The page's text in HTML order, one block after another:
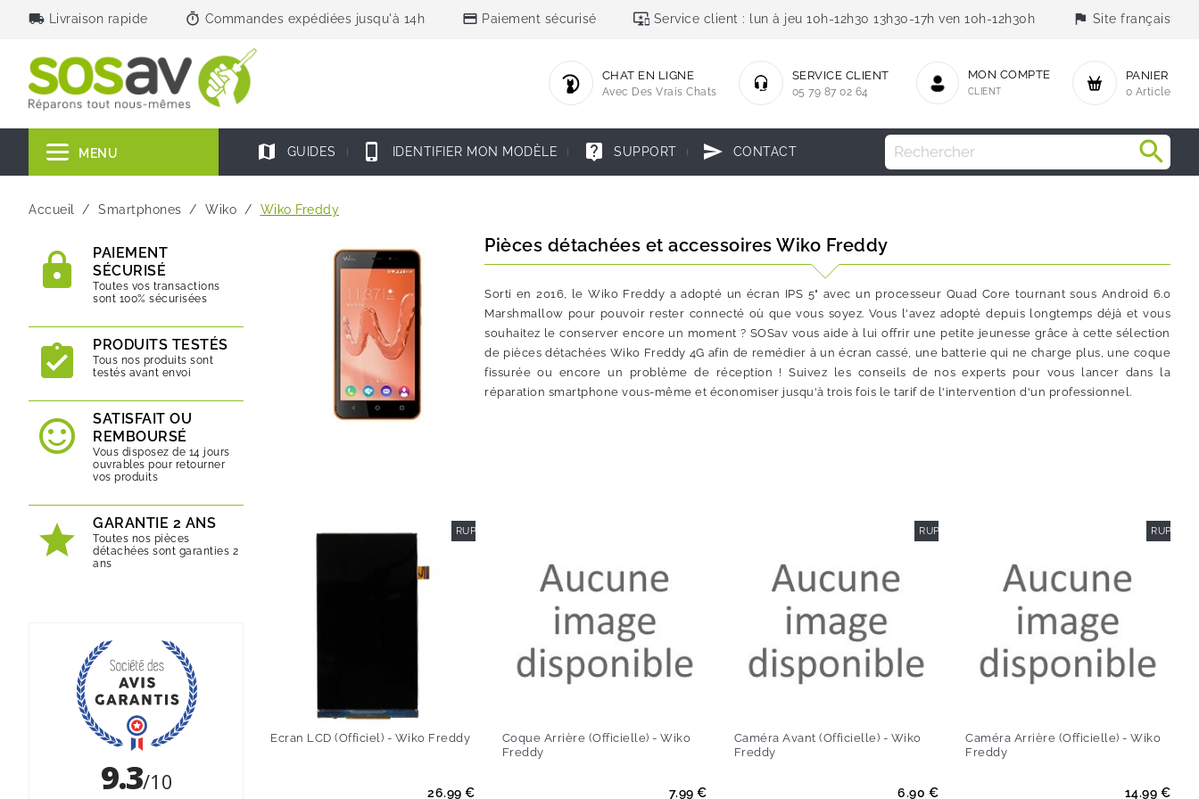
local_shipping Livraison rapide timer Commandes expédiées jusqu'à 14h credit_card Paiement sécurisé important_devices Service client : lun à jeu 10h-12h30 13h30-17h ven 10h-12h30h flag Site français
PANIER
0 Article
MON COMPTE
CLIENT
SERVICE CLIENT
05 79 87 02 64
CHAT EN LIGNE
Avec Des Vrais Chats
MENU map GUIDES phone_iphone IDENTIFIER MON MODÈLE live_help SUPPORT send CONTACT
Accueil Smartphones Wiko Wiko Freddy
PAIEMENT
SÉCURISÉ
Toutes vos transactions
sont 100% sécurisées
PRODUITS TESTÉS
Tous nos produits sont
testés avant envoi
SATISFAIT OU
REMBOURSÉ
Vous disposez de 14 jours
ouvrables pour retourner
vos produits
GARANTIE 2 ANS
Toutes nos pièces
détachées sont garanties 2
ans
Pièces détachées et accessoires Wiko Freddy
Sorti en 2016, le Wiko Freddy a adopté un écran IPS 5" avec un processeur Quad Core tournant sous Android 6.0
Marshmallow pour pouvoir rester connecté où que vous soyez. Vous l'avez adopté depuis longtemps déjà et vous
souhaitez le conserver encore un moment ? SOSav vous aide à lui offrir une petite jeunesse grâce à cette sélection
de pièces détachées Wiko Freddy 4G afin de remédier à un écran cassé, une batterie qui ne charge plus, une coque
fissurée ou encore un problème de réception ! Suivez les conseils de nos experts pour vous lancer dans la
réparation smartphone vous-même et économiser jusqu'à trois fois le tarif de l'intervention d'un professionnel.
RUPTURE DE STOCK
Ecran LCD (Officiel) - Wiko Freddy
26.99 €
Coque Arrière (Officielle) - Wiko
Freddy
7.99 €
RUPTURE DE STOCK
Caméra Avant (Officielle) - Wiko
Freddy
6.90 €
Caméra Arrière (Officielle) - Wiko
Freddy
14.99 €